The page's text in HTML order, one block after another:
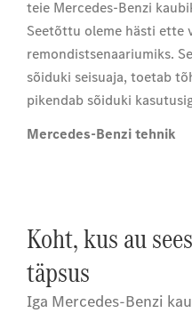
teie Mercedes-Benzi
Seetõttu oleme hästi ette
remondistsenaariumiks.
sõiduki seisuaja, toetab
pikendab sõiduki
Mercedes-Benzi tehnik
Koht, kus au
täpsus
Iga Mercedes-Benzi